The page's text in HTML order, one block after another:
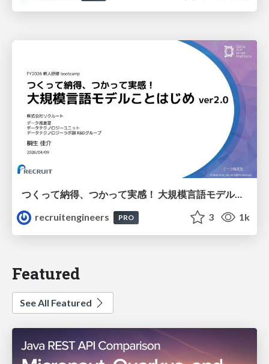
つくって納得、つかって実感！ 大規模言語モデルことはじめ ver2.0
recruitengineers
PRO 3 1k
Featured
See All Featured